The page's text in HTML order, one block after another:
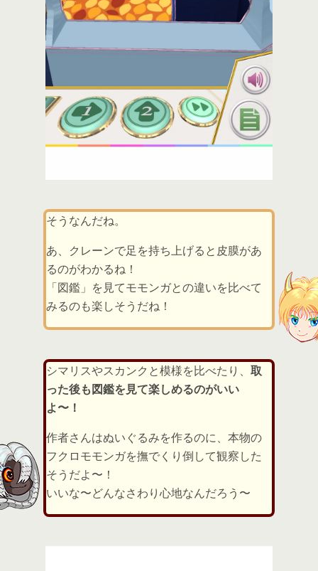
そうなんだね。
あ、クレーンで足を持ち上げると皮膜があ
るのがわかるね！
「図鑑」を見てモモンガとの違いを比べて
みるのも楽しそうだね！
シマリスやスカンクと模様を比べたり、 取
った後も図鑑を見て楽しめるのがいい
よ〜！
作者さんはぬいぐるみを作るのに、本物の
フクロモモンガを撫でくり倒して観察した
そうだよ〜！
いいな〜どんなさわり心地なんだろう〜